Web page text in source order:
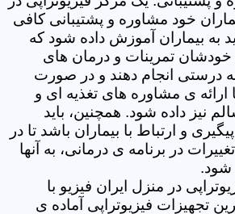
خود مشاوره و پشتیبانی کافی
به بیماران آموزش داده شود که
خودشان تمرینات و درمان های
به درستی انجام دهند و در صورت
ارائه ی مشاوره های تغذیه ای و
نیز داده شود. همچنین، باید
و ارتباط با بیماران باشد تا در
در برنامه ی درمانی، به آنها
در منزل ایران فیزیو با
تجهیزات فیزیوتراپی آماده ی